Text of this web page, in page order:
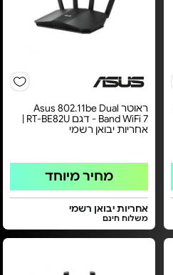
ראוטר Asus 802.11be Dual
Band WiFi 7 - דגם RT-BE82U |
אחריות יבואן רשמי
מחיר מיוחד
אחריות יבואן רשמי
משלוח חינם